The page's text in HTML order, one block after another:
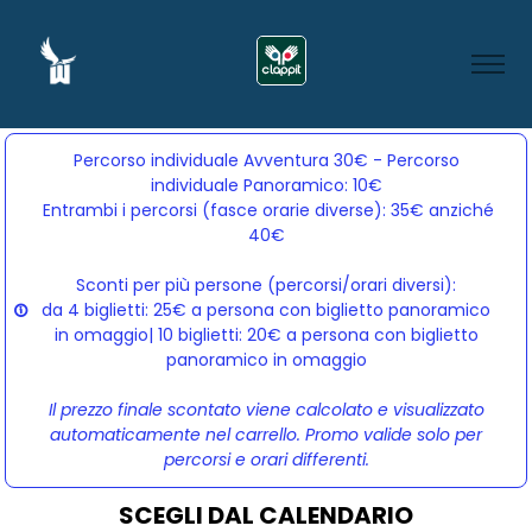
Percorso individuale Avventura 30€ - Percorso
individuale Panoramico: 10€
Entrambi i percorsi (fasce orarie diverse): 35€ anziché
40€
Sconti per più persone (percorsi/orari diversi):
da 4 biglietti: 25€ a persona con biglietto panoramico
in omaggio| 10 biglietti: 20€ a persona con biglietto
panoramico in omaggio
Il prezzo finale scontato viene calcolato e visualizzato
automaticamente nel carrello. Promo valide solo per
percorsi e orari differenti.
SCEGLI DAL CALENDARIO